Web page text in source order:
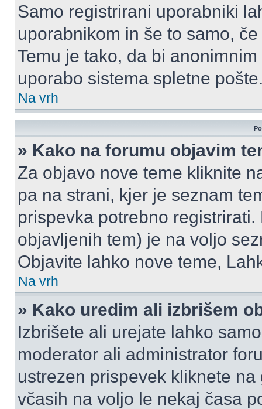
Samo registrirani uporabniki
uporabnikom in še to samo,
Temu je tako, da bi
uporabo sistema spletne
Na vrh
» Kako na forumu objavim
Za objavo nove teme kliknite
pa na strani, kjer je seznam
prispevka potrebno
objavljenih tem) je na voljo
Objavite lahko nove teme,
Na vrh
» Kako uredim ali izbrišem
Izbrišete ali urejate lahko
moderator ali administrator
ustrezen prispevek kliknete
včasih na voljo le nekaj časa